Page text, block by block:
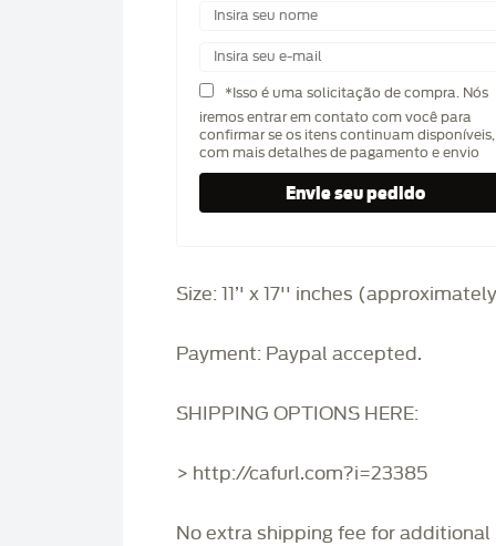
*Isso é uma solicitação de compra. Nós
iremos entrar em contato com você para
confirmar se os itens continuam disponíveis,
com mais detalhes de pagamento e envio
Size: 11’' x 17'' inches
Payment: Paypal accepted.
SHIPPING OPTIONS HERE:
> http://cafurl.com?i=23385
No extra shipping fee for additional